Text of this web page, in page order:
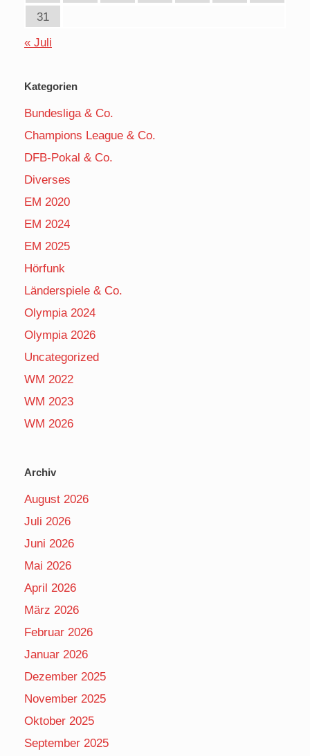
31
« Juli
Kategorien
Bundesliga & Co.
Champions League & Co.
DFB-Pokal & Co.
Diverses
EM 2020
EM 2024
EM 2025
Hörfunk
Länderspiele & Co.
Olympia 2024
Olympia 2026
Uncategorized
WM 2022
WM 2023
WM 2026
Archiv
August 2026
Juli 2026
Juni 2026
Mai 2026
April 2026
März 2026
Februar 2026
Januar 2026
Dezember 2025
November 2025
Oktober 2025
September 2025